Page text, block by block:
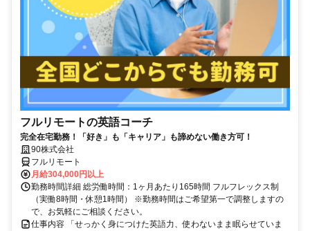
フルリモートの英語コーチ
完全在宅勤務！「好き」も「キャリア」も諦めない働き方可！
90株式会社
フルリモート
月給304,000円以上
勤務時間詳細 総労働時間：1ヶ月あたり165時間 フルフレックス制
（実働8時間・休憩1時間） ※勤務時間はご希望第一で調整しますの
で、お気軽にご相談ください。
仕事内容 「せっかく身につけた英語力、使わないまま眠らせていま